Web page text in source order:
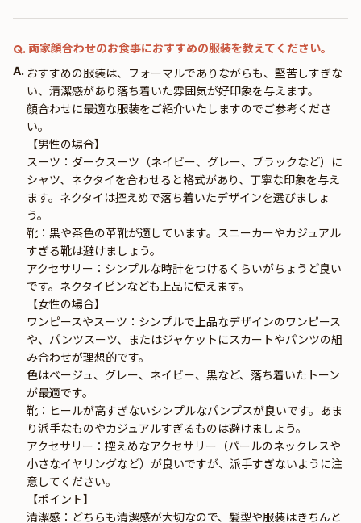
Q. 両家顔合わせのお食事におすすめの服装を教えてください。
A. おすすめの服装は、フォーマルでありながらも、堅苦しすぎな
い、清潔感があり落ち着いた雰囲気が好印象を与えます。
顔合わせに最適な服装をご紹介いたしますのでご参考くださ
い。
【男性の場合】
スーツ：ダークスーツ（ネイビー、グレー、ブラックなど）に
シャツ、ネクタイを合わせると格式があり、丁寧な印象を与え
ます。ネクタイは控えめで落ち着いたデザインを選びましょ
う。
靴：黒や茶色の革靴が適しています。スニーカーやカジュアル
すぎる靴は避けましょう。
アクセサリー：シンプルな時計をつけるくらいがちょうど良い
です。ネクタイピンなども上品に使えます。
【女性の場合】
ワンピースやスーツ：シンプルで上品なデザインのワンピース
や、パンツスーツ、またはジャケットにスカートやパンツの組
み合わせが理想的です。
色はベージュ、グレー、ネイビー、黒など、落ち着いたトーン
が最適です。
靴：ヒールが高すぎないシンプルなパンプスが良いです。あま
り派手なものやカジュアルすぎるものは避けましょう。
アクセサリー：控えめなアクセサリー（パールのネックレスや
小さなイヤリングなど）が良いですが、派手すぎないように注
意してください。
【ポイント】
清潔感：どちらも清潔感が大切なので、髪型や服装はきちんと